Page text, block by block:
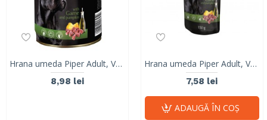
Hrana umeda Piper Adult, Vanat si Dovleac, 400 g
8,98 lei
Hrana umeda Piper Adult, Vanat si Dovleac, 150 g
7,58 lei
ADAUGĂ ÎN COŞ